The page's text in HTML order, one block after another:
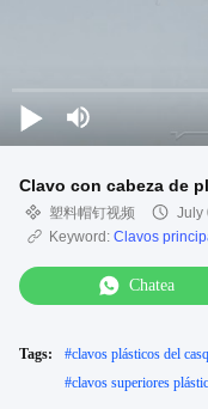
Clavo con cabeza de
塑料帽钉视频
July
Keyword: Clavos
Chatea
Tags: #clavos plásticos del
#clavos superiores